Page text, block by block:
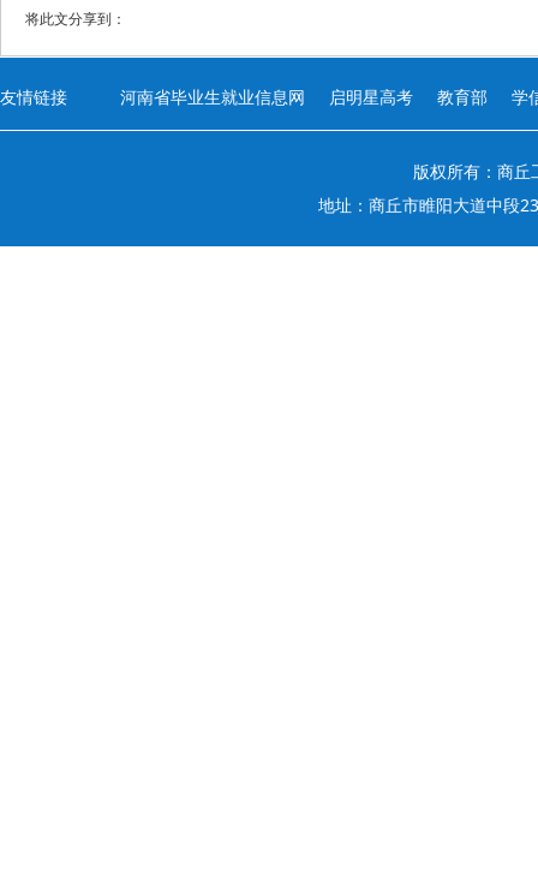
将此文分享到：
友情链接 河南省毕业生就业信息网 启明星高考 教育部 学
版权所有：商
地址：商丘市睢阳大道中段